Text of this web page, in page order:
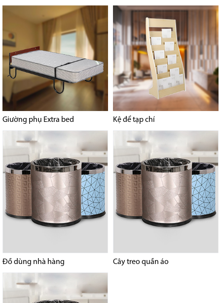
Giường phụ Extra bed Kệ để tạp chí
Đồ dùng nhà hàng Cây treo quần áo